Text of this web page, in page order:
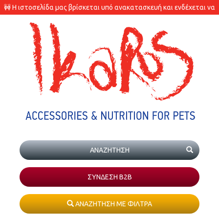
🚧 Η ιστοσελίδα μας βρίσκεται υπό ανακατασκευή και ενδέχεται να
υπάρχουν διαφορές στις διαθεσιμότητες των προϊόντων.
ΣΥΝΔΕΣΗ Β2Β
ΑΝΑΖΗΤΗΣΗ ΜΕ ΦΙΛΤΡΑ